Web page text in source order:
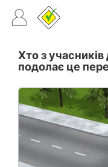
Хто з
подолає це